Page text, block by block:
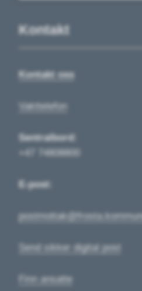
Kontakt
Kontakt oss
Vakttelefon
Sentralbord:
E-post:
Send sikker digital post
Finn ansatte